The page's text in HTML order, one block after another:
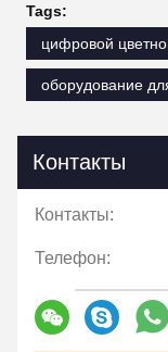
Tags:
цифровой
оборудование
Контакты
Контакты:
Телефон: